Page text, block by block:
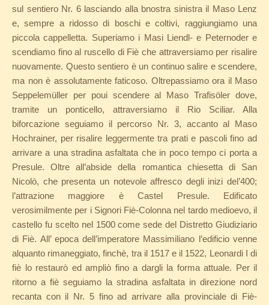
sul sentiero Nr. 6 lasciando alla bnostra sinistra il Maso Lenz
e, sempre a ridosso di boschi e coltivi, raggiungiamo una
piccola cappelletta. Superiamo i Masi Liendl- e Peternoder e
scendiamo fino al ruscello di Fiè che attraversiamo per risalire
nuovamente. Questo sentiero è un continuo salire e scendere,
ma non è assolutamente faticoso. Oltrepassiamo ora il Maso
Seppelemüller per poui scendere al Maso Trafisöler dove,
tramite un ponticello, attraversiamo il Rio Sciliar. Alla
biforcazione seguiamo il percorso Nr. 3, accanto al Maso
Hochrainer, per risalire leggermente tra prati e pascoli fino ad
arrivare a una stradina asfaltata che in poco tempo ci porta a
Presule. Oltre all’abside della romantica chiesetta di San
Nicolò, che presenta un notevole affresco degli inizi del’400;
l’attrazione maggiore è Castel Presule. Edificato
verosimilmente per i Signori Fiè-Colonna nel tardo medioevo, il
castello fu scelto nel 1500 come sede del Distretto Giudiziario
di Fiè. All’ epoca dell’imperatore Massimiliano l’edificio venne
alquanto rimaneggiato, finchè, tra il 1517 e il 1522, Leonardi I di
fiè lo restaurò ed ampliò fino a dargli la forma attuale. Per il
ritorno a fiè seguiamo la stradina asfaltata in direzione nord
recanta con il Nr. 5 fino ad arrivare alla provinciale di Fiè-